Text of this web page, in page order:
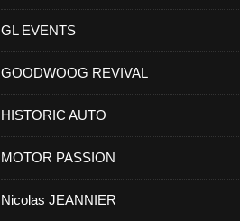
GL EVENTS
GOODWOOG REVIVAL
HISTORIC AUTO
MOTOR PASSION
Nicolas JEANNIER